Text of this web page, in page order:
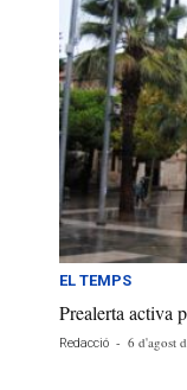
EL TEMPS
Prealerta activa
Redacció - 6 d'agost